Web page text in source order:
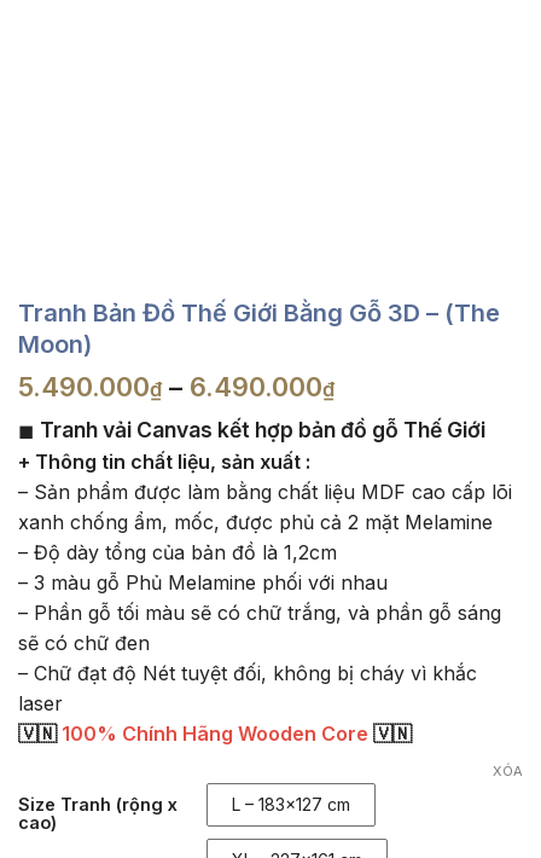
Tranh Bản Đồ Thế Giới Bằng Gỗ 3D – (The
Moon)
5.490.000₫ – 6.490.000₫Khoảng
giá:
từ
đến
6.490.000₫
◼ Tranh vải Canvas kết hợp bản đồ gỗ Thế Giới
+ Thông tin chất liệu, sản xuất :
– Sản phẩm được làm bằng chất liệu MDF cao cấp lõi
xanh chống ẩm, mốc, được phủ cả 2 mặt Melamine
– Độ dày tổng của bản đồ là 1,2cm
– 3 màu gỗ Phủ Melamine phối với nhau
– Phần gỗ tối màu sẽ có chữ trắng, và phần gỗ sáng
sẽ có chữ đen
– Chữ đạt độ Nét tuyệt đối, không bị cháy vì khắc
laser
🇻🇳 100% Chính Hãng Wooden Core 🇻🇳
Size Tranh (rộng x
cao)
L – 183×127 cm
XÓA